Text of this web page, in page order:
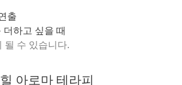
출
하고 싶을 때
될 수 있습니다.
아로마 테라피